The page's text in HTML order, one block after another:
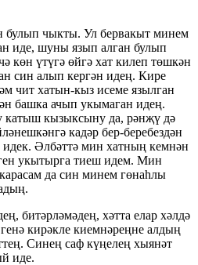
чыкты. Ул бервакыт минем
иде, шуны язып алган булып
көн үтүгә өйгә хат килеп төшкән
син алып кергән идең. Кире
чит хатын-кыз исеме язылган
башка ачып укымаган идең.
катыш кызыксыну да, рәнҗү дә
кадәр бер-беребездән
идек. Әлбәттә мин хатның кемнән
укытырга тиеш идем. Мин
да син минем гөнаһлы
битәрләмәдең, хәтта елар хәлдә
кирәкле киемнәреңне алдың
Синең саф күңелең хыянәт
иде.